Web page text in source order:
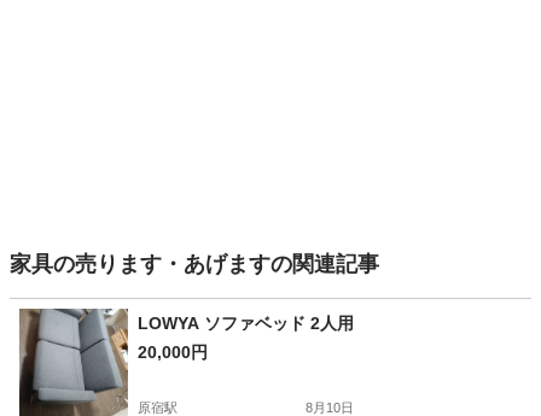
家具の売ります・あげますの関連記事
LOWYA ソファベッド 2人用
20,000円
原宿駅 8月10日